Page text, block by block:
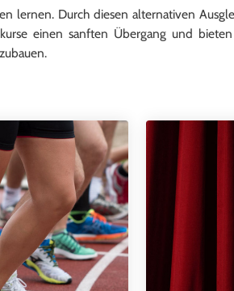
lernen. Durch diesen alternativen
einen sanften Übergang und